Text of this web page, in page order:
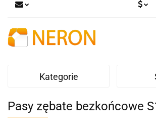
Zgody
Kategorie
Pasy zębate bezkońcowe